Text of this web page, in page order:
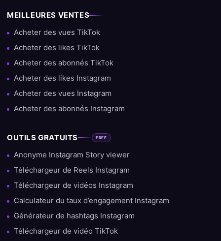
MEILLEURES VENTES
Acheter des vues TikTok
Acheter des likes TikTok
Acheter des abonnés TikTok
Acheter des likes Instagram
Acheter des vues Instagram
Acheter des abonnés Instagram
OUTILS GRATUITS FREE
Anonyme Instagram Story viewer
Téléchargeur de Reels Instagram
Téléchargeur de vidéos Instagram
Calculateur du taux d’engagement Instagram
Générateur de hashtags Instagram
Téléchargeur de vidéo TikTok